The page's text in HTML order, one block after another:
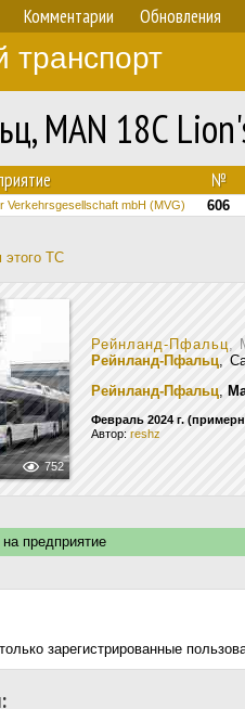
Комментарии Обновления
транспорт
MAN 18C
№
Verkehrsgesellschaft mbH (MVG) 606
этого ТС
752
Рейнланд-Пфальц,
Рейнланд-Пфальц,
Рейнланд-Пфальц,
Февраль 2024 г.
Автор: reshz
предприятие
зарегистрированные